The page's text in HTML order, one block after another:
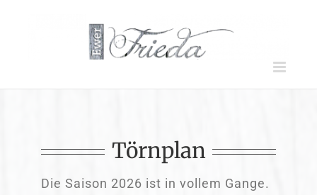
Törnplan
Die Saison 2026 ist in vollem Gange.